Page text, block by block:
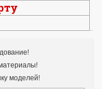
моделей!